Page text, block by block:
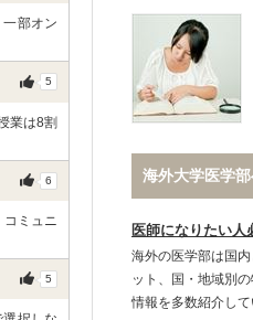
部オン
5
業は8割
6
ミュニ
5
海外大学医学
医師になりたい人
海外の医学部は国
ット、国・地域別
情報を多数紹介して